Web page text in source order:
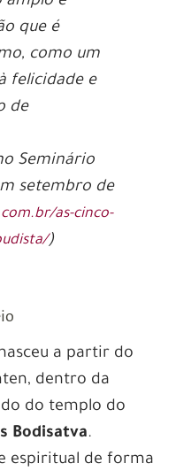
que é
como um
felicidade e
de
Seminário
setembro de
as-cinco-
)
a partir do
dentro da
do templo do
Bodisatva.
espiritual de forma